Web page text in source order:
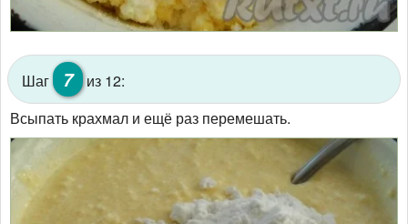
Шаг 7
из 12:
Всыпать крахмал и ещё раз перемешать.